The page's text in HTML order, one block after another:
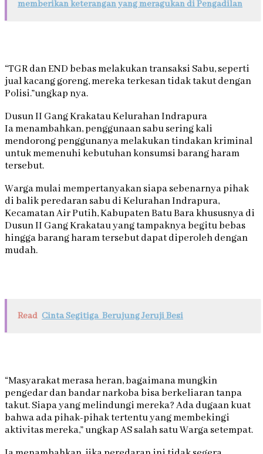
memberikan keterangan yang meragukan di Pengadilan
“TGR dan END bebas melakukan transaksi Sabu, seperti
jual kacang goreng, mereka terkesan tidak takut dengan
Polisi.”ungkap nya.
Dusun II Gang Krakatau Kelurahan Indrapura
Ia menambahkan, penggunaan sabu sering kali
mendorong penggunanya melakukan tindakan kriminal
untuk memenuhi kebutuhan konsumsi barang haram
tersebut.
Warga mulai mempertanyakan siapa sebenarnya pihak
di balik peredaran sabu di Kelurahan Indrapura,
Kecamatan Air Putih, Kabupaten Batu Bara khususnya di
Dusun II Gang Krakatau yang tampaknya begitu bebas
hingga barang haram tersebut dapat diperoleh dengan
mudah.
Read Cinta Segitiga Berujung Jeruji Besi
“Masyarakat merasa heran, bagaimana mungkin
pengedar dan bandar narkoba bisa berkeliaran tanpa
takut. Siapa yang melindungi mereka? Ada dugaan kuat
bahwa ada pihak-pihak tertentu yang membekingi
aktivitas mereka,” ungkap AS salah satu Warga setempat.